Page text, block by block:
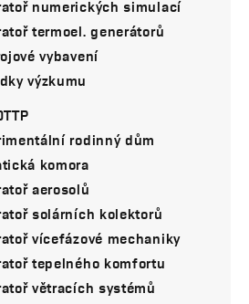
numerických simulací
termoel. generátorů
vybavení
výzkumu
rodinný dům
komora
aerosolů
solárních kolektorů
vícefázové mechaniky
tepelného komfortu
větracích systémů